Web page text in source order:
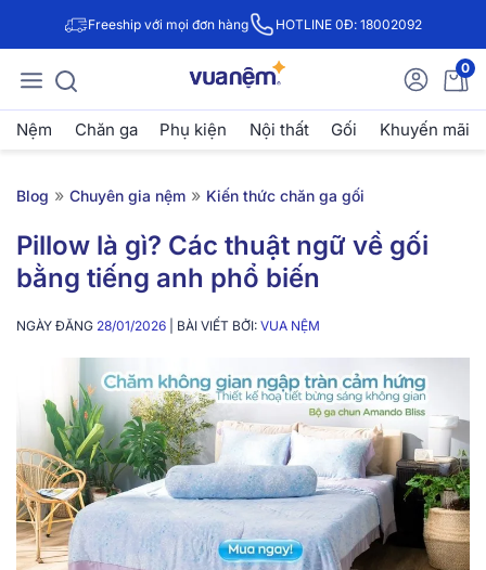
Freeship với mọi đơn hàng HOTLINE 0Đ: 18002092
0
Nệm Chăn ga Phụ kiện Nội thất Gối Khuyến mãi
Blog » Chuyên gia nệm » Kiến thức chăn ga gối
Pillow là gì? Các thuật ngữ về gối
bằng tiếng anh phổ biến
NGÀY ĐĂNG 28/01/2026 | BÀI VIẾT BỞI: VUA NỆM